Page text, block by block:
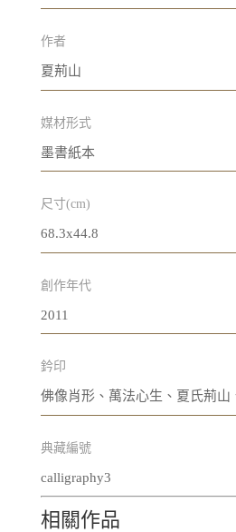
作者
夏荊山
媒材形式
墨書紙本
尺寸(cm)
68.3x44.8
創作年代
2011
鈐印
佛像肖形、萬法心生、夏氏荊山
典藏編號
calligraphy3
相關作品